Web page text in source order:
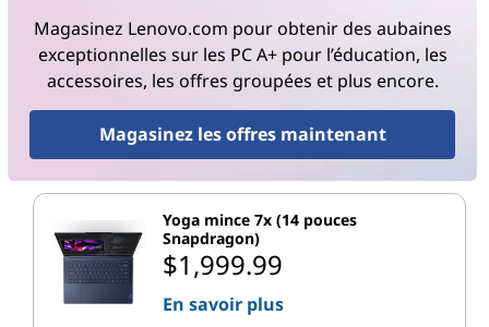
Magasinez Lenovo.com pour obtenir des aubaines
exceptionnelles sur les PC A+ pour l’éducation, les
accessoires, les offres groupées et plus encore.
Magasinez les offres maintenant
Yoga mince 7x (14 pouces
Snapdragon)
$1,999.99
En savoir plus